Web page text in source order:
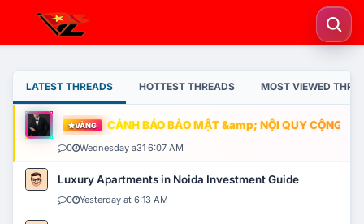
LATEST THREADS HOTTEST THREADS MOST VIEWED
VÀNG CẢNH BÁO BẢO MẬT &amp; NỘI QUY CỘNG
0 Wednesday a31 6:07 AM
Luxury Apartments in Noida Investment Guide
0 Yesterday at 6:13 AM